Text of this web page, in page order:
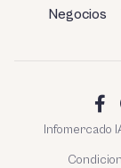
Negocios
Infomercado